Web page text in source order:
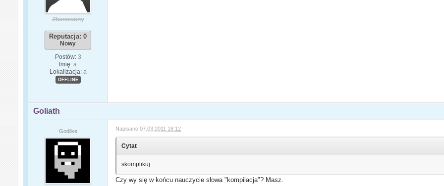
Zbanowany
Reputacja: 0
Nowy
Postów: 3
Imię: a
Lokalizacja: a
OFFLINE
Goliath
Godlike Napisano07.03.2011 18:12
Cytat
skomplikuj
Czy wy się w końcu nauczycie słowa "kompilacja"? Masz.